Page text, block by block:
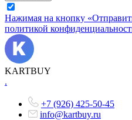
Нажимая на кнопку
политикой
KARTBUY
.
+7 (926) 425-50-45
info@kartbuy.ru